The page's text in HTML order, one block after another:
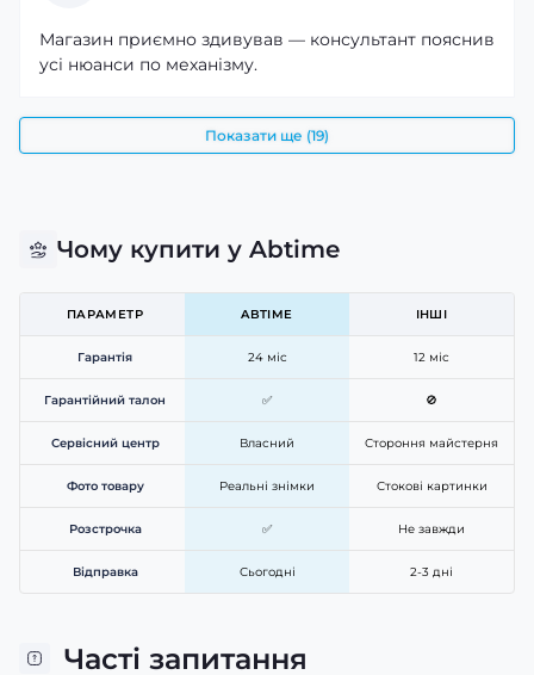
Магазин приємно здивував — консультант пояснив
усі нюанси по механізму.
Показати ще (19)
Чому купити у Abtime
ПАРАМЕТР ABTIME ІНШІ
Гарантія 24 міс 12 міс
Гарантійний талон ✅ 🚫
Сервісний центр Власний Стороння майстерня
Фото товару Реальні знімки Стокові картинки
Розстрочка ✅ Не завжди
Відправка Сьогодні 2-3 дні
Часті запитання